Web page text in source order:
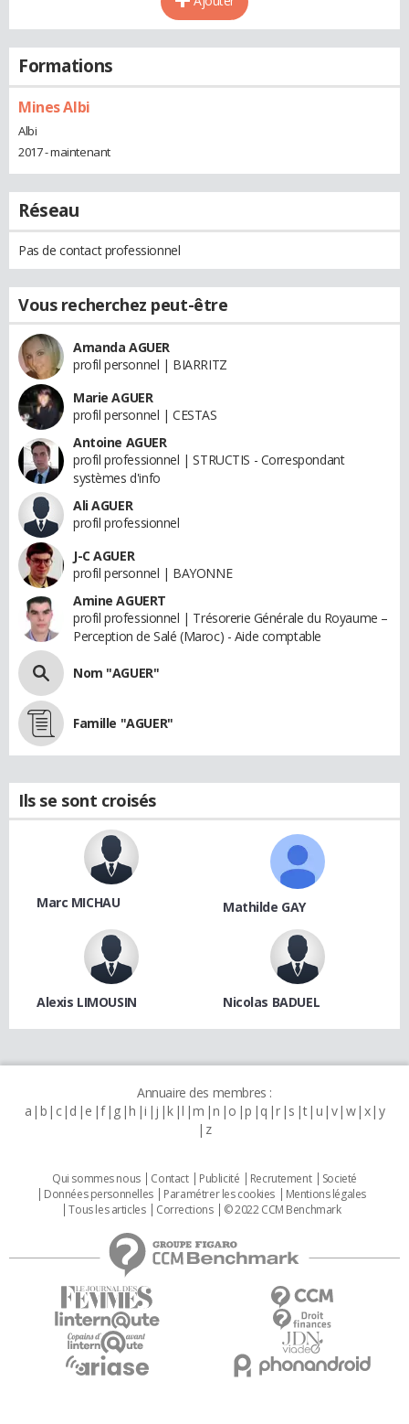
Formations
Mines Albi
Albi
2017 - maintenant
Réseau
Pas de contact professionnel
Vous recherchez peut-être
Amanda AGUER
profil personnel | BIARRITZ
Marie AGUER
profil personnel | CESTAS
Antoine AGUER
profil professionnel | STRUCTIS - Correspondant
systèmes d'info
Ali AGUER
profil professionnel
J-C AGUER
profil personnel | BAYONNE
Amine AGUERT
profil professionnel | Trésorerie Générale du Royaume –
Perception de Salé (Maroc) - Aide comptable
Nom "AGUER"
Famille "AGUER"
Ils se sont croisés
Marc MICHAU Mathilde GAY
Alexis LIMOUSIN Nicolas BADUEL
Annuaire des membres :
a b c d e f g h i j k l m n o p q r s t u v w x y
z
Qui sommes nous Contact Publicité Recrutement
Societé
Données personnelles
Paramétrer les cookies
Mentions légales
Tous les articles
Corrections © 2022 CCM Benchmark